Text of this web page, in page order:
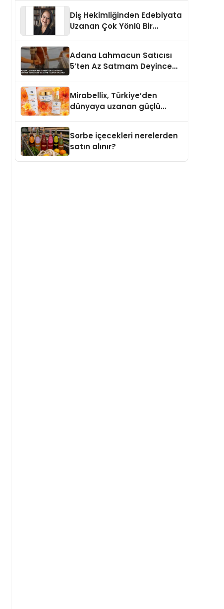
Diş Hekimliğinden Edebiyata
Uzanan Çok Yönlü Bir
Adana Lahmacun Satıcısı
5’ten Az Satmam Deyince
Mirabellix, Türkiye’den
dünyaya uzanan güçlü
Sorbe içecekleri nerelerden
satın alınır?